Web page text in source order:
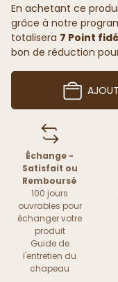
En achetant ce
grâce à notre
totalisera 7 Point
bon de réduction
Échange -
Satisfait ou
Remboursé
100 jours
ouvrables pour
échanger votre
produit
Guide de
l'entretien du
chapeau